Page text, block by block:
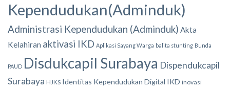
Kependudukan(Adminduk)
Administrasi Kependudukan (Adminduk) Akta
Kelahiran aktivasi IKD Aplikasi Sayang Warga balita stunting Bunda
PAUD Disdukcapil Surabaya Dispendukcapil
Surabaya HJKS Identitas Kependudukan Digital IKD inovasi